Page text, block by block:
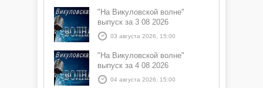
"На Викуловской волне"
выпуск за 3 08 2026
03 августа 2026, 15:00
"На Викуловской волне"
выпуск за 4 08 2026
04 августа 2026, 15:00